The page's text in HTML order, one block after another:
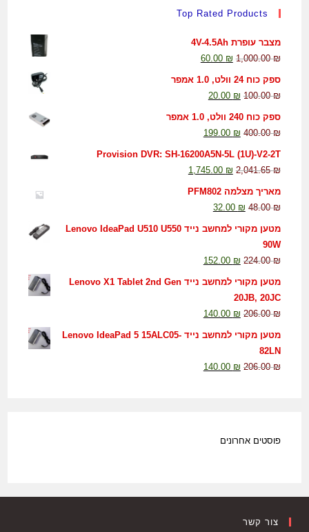
Top Rated Products
מצבר עופרת 4V-4.5Ah
1,000.00₪
60.00 ₪
ספק כוח 24 וולט, 1.0 אמפר
100.00₪
20.00 ₪
ספק כוח 240 וולט, 1.0 אמפר
400.00₪
199.00 ₪
Provision DVR: SH-16200A5N-5L (1U)-V2-2T
2,041.65₪
1,745.00 ₪
מאריך מצלמה PFM802
48.00₪
32.00 ₪
מטען מקורי למחשב נייד Lenovo IdeaPad U510 U550
90W
224.00₪
152.00 ₪
מטען מקורי למחשב נייד Lenovo X1 Tablet 2nd Gen
20JB, 20JC
206.00₪
140.00 ₪
מטען מקורי למחשב נייד Lenovo IdeaPad 5 15ALC05-
82LN
206.00₪
140.00 ₪
פוסטים אחרונים
צור קשר